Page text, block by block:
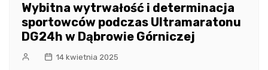
Wybitna wytrwałość i determinacja
sportowców podczas Ultramaratonu
DG24h w Dąbrowie Górniczej
14 kwietnia 2025